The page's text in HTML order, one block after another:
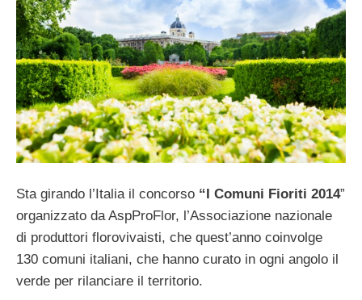
Sta girando l’Italia il concorso “I Comuni Fioriti 2014”
organizzato da AspProFlor, l’Associazione nazionale
di produttori florovivaisti, che quest’anno coinvolge
130 comuni italiani, che hanno curato in ogni angolo il
verde per rilanciare il territorio.